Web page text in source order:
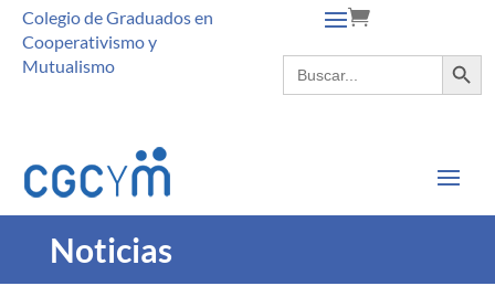
Colegio de Graduados en
Cooperativismo y
Mutualismo
Buscar: Botón de
Noticias